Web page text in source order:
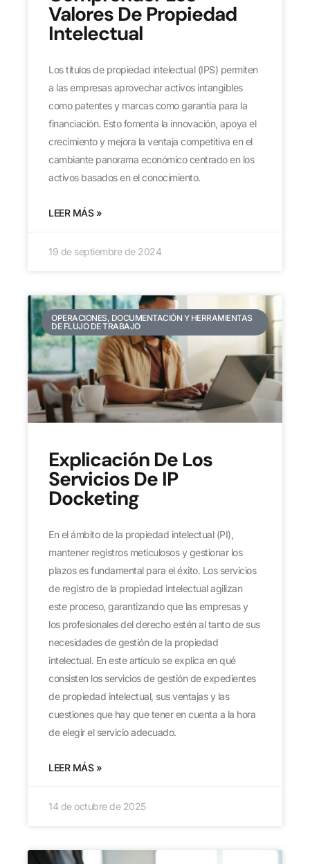
Valores De Propiedad
Intelectual
Los títulos de propiedad intelectual (IPS) permiten
a las empresas aprovechar activos intangibles
como patentes y marcas como garantía para la
financiación. Esto fomenta la innovación, apoya el
crecimiento y mejora la ventaja competitiva en el
cambiante panorama económico centrado en los
activos basados en el conocimiento.
LEER MÁS »
19 de septiembre de 2024
OPERACIONES, DOCUMENTACIÓN Y HERRAMIENTAS
DE FLUJO DE TRABAJO
Explicación De Los
Servicios De IP
Docketing
En el ámbito de la propiedad intelectual (PI),
mantener registros meticulosos y gestionar los
plazos es fundamental para el éxito. Los servicios
de registro de la propiedad intelectual agilizan
este proceso, garantizando que las empresas y
los profesionales del derecho estén al tanto de sus
necesidades de gestión de la propiedad
intelectual. En este artículo se explica en qué
consisten los servicios de gestión de expedientes
de propiedad intelectual, sus ventajas y las
cuestiones que hay que tener en cuenta a la hora
de elegir el servicio adecuado.
LEER MÁS »
14 de octubre de 2025